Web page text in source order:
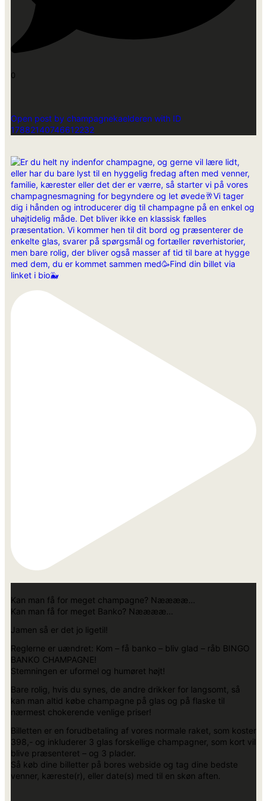
0
Open post by champagnekaelderen with ID
17882140746612232
Kan man få for meget champagne? Nææææ…
Kan man få for meget Banko? Nææææ…
Jamen så er det jo ligetil!
Reglerne er uændret: Kom – få banko – bliv glad – råb BINGO
BANKO CHAMPAGNE!
Stemningen er uformel og humøret højt!
Bare rolig, hvis du synes, de andre drikker for langsomt, så
kan man altid købe champagne på glas og på flaske til
nærmest chokerende venlige priser!
Billetten er en forudbetaling af vores normale raket, som koster
398,- og inkluderer 3 glas forskellige champagner, som kort vil
blive præsenteret – og 3 plader.
Så køb dine billetter på bores webside og tag dine bedste
venner, kæreste(r), eller date(s) med til en skøn aften.